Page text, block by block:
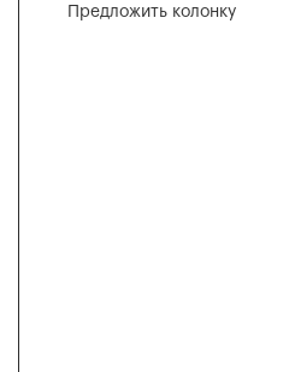
Предложить колонку